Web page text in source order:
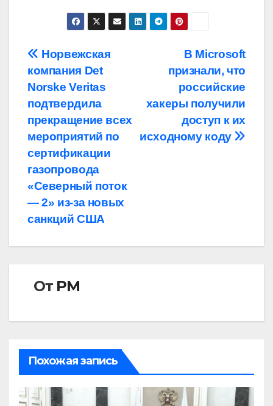
Навигация
по
записям
В Microsoft
признали, что
российские
хакеры получили
доступ к их
исходному коду
Норвежская
компания Det
Norske Veritas
подтвердила
прекращение всех
мероприятий по
сертификации
газопровода
«Северный поток
— 2» из-за новых
санкций США
От РМ
Похожая запись